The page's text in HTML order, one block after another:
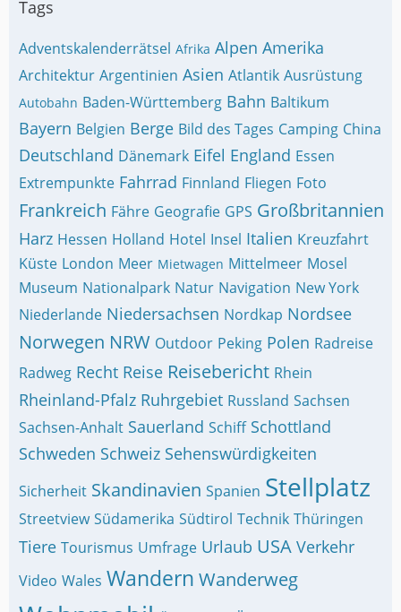
Tags
Adventskalenderrätsel Afrika Alpen Amerika
Architektur Argentinien Asien Atlantik Ausrüstung
Autobahn Baden-Württemberg Bahn Baltikum
Bayern Belgien Berge Bild des Tages Camping China
Deutschland Dänemark Eifel England Essen
Extrempunkte Fahrrad Finnland Fliegen Foto
Frankreich Fähre Geografie GPS Großbritannien
Harz Hessen Holland Hotel Insel Italien Kreuzfahrt
Küste London Meer Mietwagen Mittelmeer Mosel
Museum Nationalpark Natur Navigation New York
Niederlande Niedersachsen Nordkap Nordsee
Norwegen NRW Outdoor Peking Polen Radreise
Radweg Recht Reise Reisebericht Rhein
Rheinland-Pfalz Ruhrgebiet Russland Sachsen
Sachsen-Anhalt Sauerland Schiff Schottland
Schweden Schweiz Sehenswürdigkeiten
Sicherheit Skandinavien Spanien Stellplatz
Streetview Südamerika Südtirol Technik Thüringen
Tiere Tourismus Umfrage Urlaub USA Verkehr
Video Wales Wandern Wanderweg